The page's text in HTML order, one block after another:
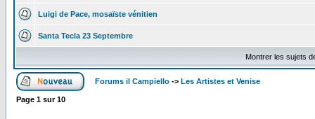
Luigi de Pace, mosaïste vénitien
Santa Tecla 23 Septembre
Montrer les sujets
Forums il Campiello -> Les Artistes et Venise
Page 1 sur10